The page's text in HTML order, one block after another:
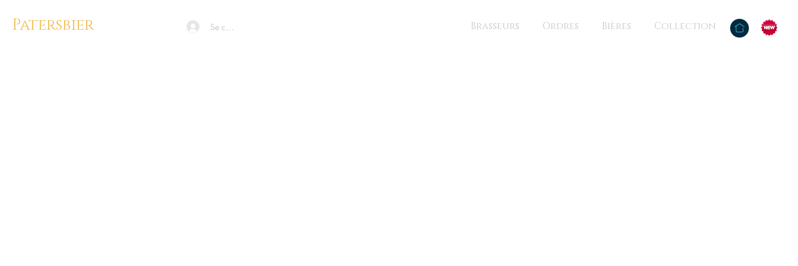
Patersbier Se connecter Brasseurs Ordres Bières Collection